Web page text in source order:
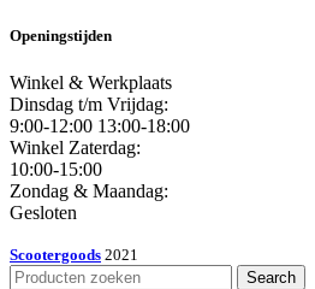
Openingstijden
Winkel & Werkplaats
Dinsdag t/m Vrijdag:
9:00-12:00 13:00-18:00
Winkel Zaterdag:
10:00-15:00
Zondag & Maandag:
Gesloten
Scootergoods 2021
Search